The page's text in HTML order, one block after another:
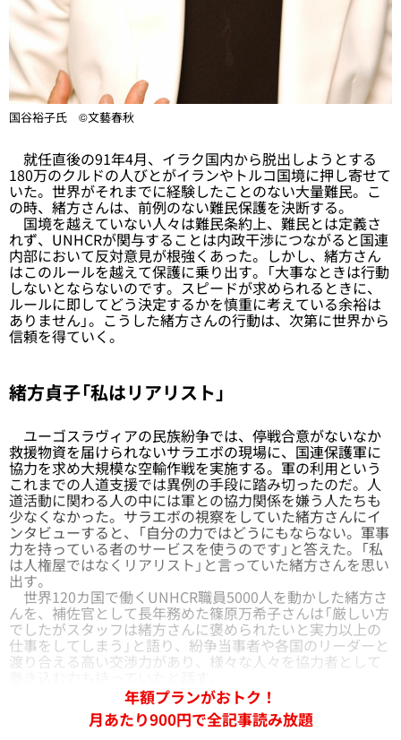
国谷裕子氏 ©文藝春秋
就任直後の91年4月、イラク国内から脱出しようとする
180万のクルドの人びとがイランやトルコ国境に押し寄せて
いた。世界がそれまでに経験したことのない大量難民。こ
の時、緒方さんは、前例のない難民保護を決断する。
国境を越えていない人々は難民条約上、難民とは定義さ
れず、UNHCRが関与することは内政干渉につながると国連
内部において反対意見が根強くあった。しかし、緒方さん
はこのルールを越えて保護に乗り出す。「大事なときは行動
しないとならないのです。スピードが求められるときに、
ルールに即してどう決定するかを慎重に考えている余裕は
ありません」。こうした緒方さんの行動は、次第に世界から
信頼を得ていく。
緒方貞子「私はリアリスト」
ユーゴスラヴィアの民族紛争では、停戦合意がないなか
救援物資を届けられないサラエボの現場に、国連保護軍に
協力を求め大規模な空輸作戦を実施する。軍の利用という
これまでの人道支援では異例の手段に踏み切ったのだ。人
道活動に関わる人の中には軍との協力関係を嫌う人たちも
少なくなかった。サラエボの視察をしていた緒方さんにイ
ンタビューすると、「自分の力ではどうにもならない。軍事
力を持っている者のサービスを使うのです」と答えた。「私
は人権屋ではなくリアリスト」と言っていた緒方さんを思い
出す。
世界120カ国で働くUNHCR職員5000人を動かした緒方さ
んを、補佐官として長年務めた篠原万希子さんは「厳しい方
でしたがスタッフは緒方さんに褒められたいと実力以上の
仕事をしてしまう」と語り、紛争当事者や各国のリーダーと
渡り合える高い交渉力があり、様々な人々を協力者として
年額プランがおトク！
月あたり900円で全記事読み放題